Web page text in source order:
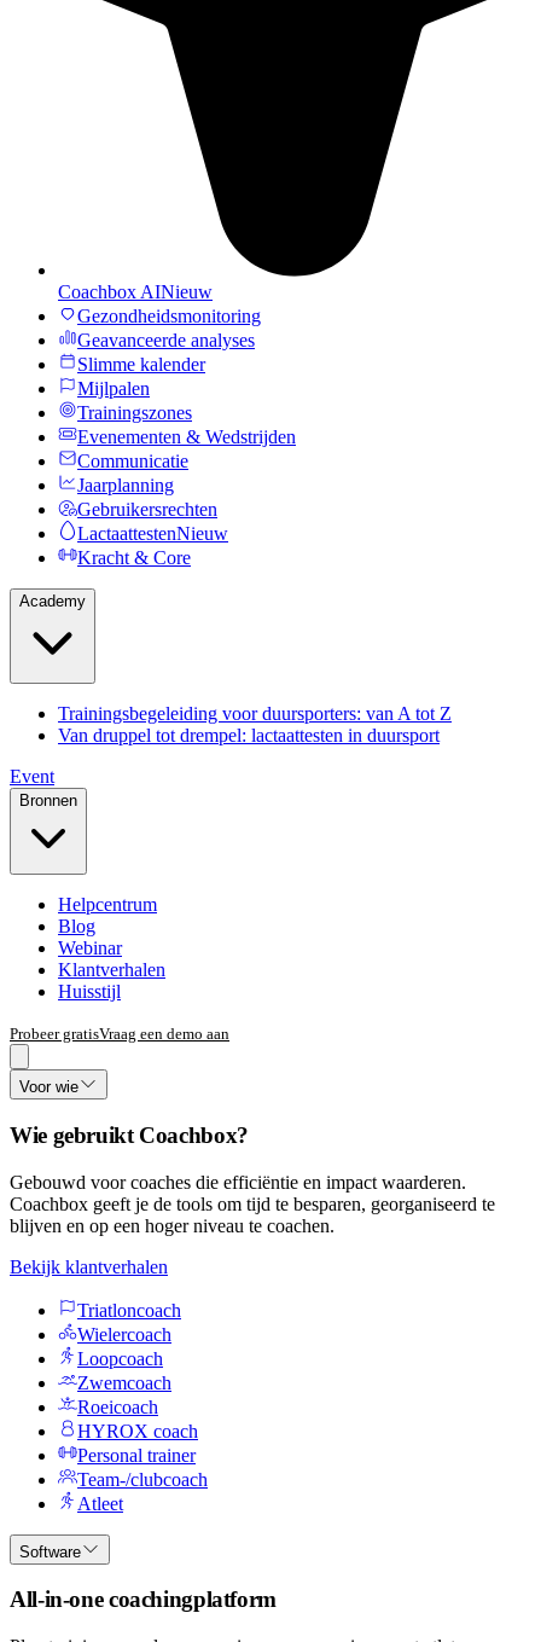
Coachbox AINieuw
Gezondheidsmonitoring
Geavanceerde analyses
Slimme kalender
Mijlpalen
Trainingszones
Evenementen & Wedstrijden
Communicatie
Jaarplanning
Gebruikersrechten
LactaattestenNieuw
Kracht & Core
Academy
Trainingsbegeleiding voor duursporters: van A tot Z
Van druppel tot drempel: lactaattesten in duursport
Event
Bronnen
Helpcentrum
Blog
Webinar
Klantverhalen
Huisstijl
Probeer gratisVraag een demo aan
Voor wie
Wie gebruikt Coachbox?
Gebouwd voor coaches die efficiëntie en impact waarderen.
Coachbox geeft je de tools om tijd te besparen, georganiseerd te
blijven en op een hoger niveau te coachen.
Bekijk klantverhalen
Triatloncoach
Wielercoach
Loopcoach
Zwemcoach
Roeicoach
HYROX coach
Personal trainer
Team-/clubcoach
Atleet
Software
All-in-one coachingplatform